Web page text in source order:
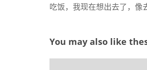
吃饭，我现在想出去了，
You may also like